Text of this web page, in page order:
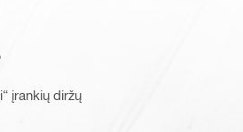
įrankių diržų